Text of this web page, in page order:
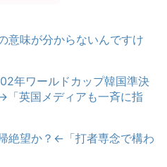
意味が分からないんですけ
年ワールドカップ韓国準決
「英国メディアも一斉に指
絶望か？←「打者専念で構わ